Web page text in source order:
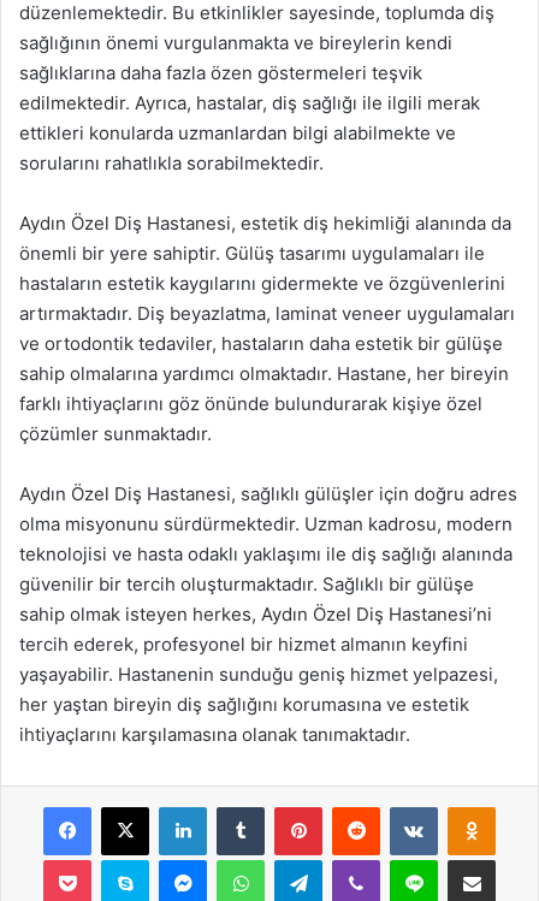
düzenlemektedir. Bu etkinlikler sayesinde, toplumda diş
sağlığının önemi vurgulanmakta ve bireylerin kendi
sağlıklarına daha fazla özen göstermeleri teşvik
edilmektedir. Ayrıca, hastalar, diş sağlığı ile ilgili merak
ettikleri konularda uzmanlardan bilgi alabilmekte ve
sorularını rahatlıkla sorabilmektedir.
Aydın Özel Diş Hastanesi, estetik diş hekimliği alanında da
önemli bir yere sahiptir. Gülüş tasarımı uygulamaları ile
hastaların estetik kaygılarını gidermekte ve özgüvenlerini
artırmaktadır. Diş beyazlatma, laminat veneer uygulamaları
ve ortodontik tedaviler, hastaların daha estetik bir gülüşe
sahip olmalarına yardımcı olmaktadır. Hastane, her bireyin
farklı ihtiyaçlarını göz önünde bulundurarak kişiye özel
çözümler sunmaktadır.
Aydın Özel Diş Hastanesi, sağlıklı gülüşler için doğru adres
olma misyonunu sürdürmektedir. Uzman kadrosu, modern
teknolojisi ve hasta odaklı yaklaşımı ile diş sağlığı alanında
güvenilir bir tercih oluşturmaktadır. Sağlıklı bir gülüşe
sahip olmak isteyen herkes, Aydın Özel Diş Hastanesi’ni
tercih ederek, profesyonel bir hizmet almanın keyfini
yaşayabilir. Hastanenin sunduğu geniş hizmet yelpazesi,
her yaştan bireyin diş sağlığını korumasına ve estetik
ihtiyaçlarını karşılamasına olanak tanımaktadır.
Facebook
X LinkedInTumblr PinterestReddit VKontakte
Pocket Skype MessengerWhatsAppTelegramViber Line E-Posta ile